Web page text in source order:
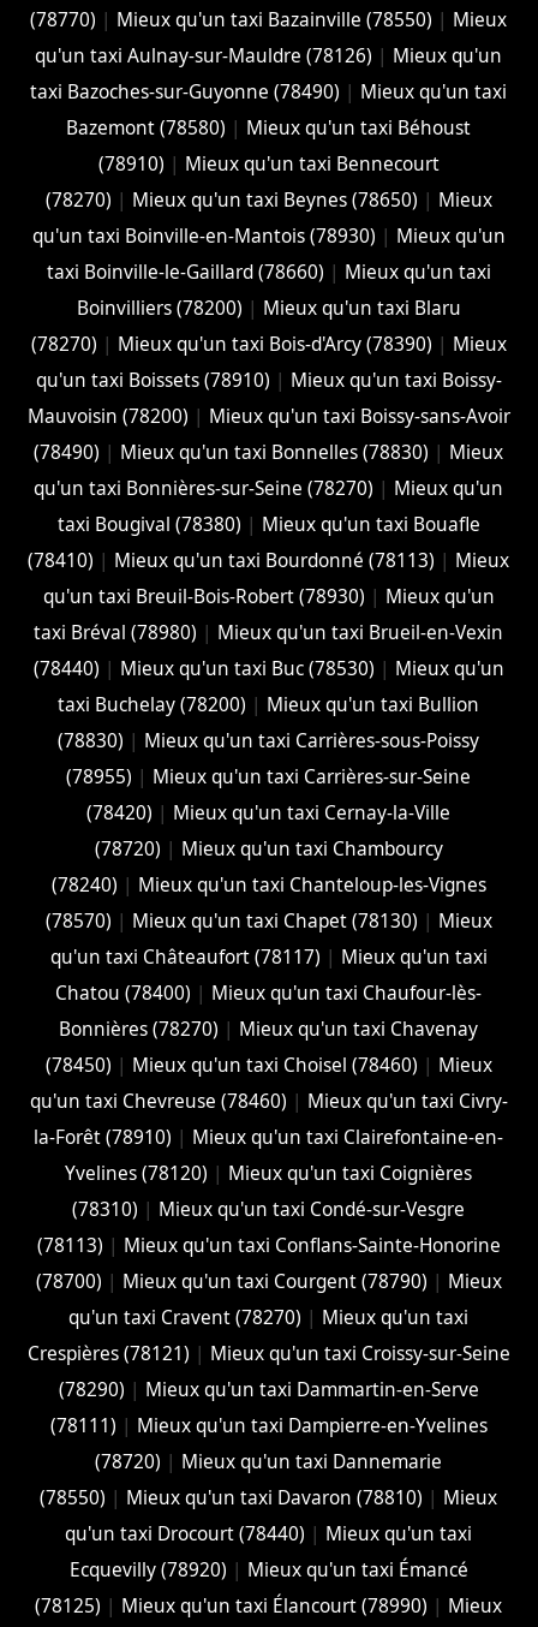
(78770) | Mieux qu'un taxi Bazainville (78550) | Mieux
qu'un taxi Aulnay-sur-Mauldre (78126) | Mieux qu'un
taxi Bazoches-sur-Guyonne (78490) | Mieux qu'un taxi
Bazemont (78580) | Mieux qu'un taxi Béhoust
(78910) | Mieux qu'un taxi Bennecourt
(78270) | Mieux qu'un taxi Beynes (78650) | Mieux
qu'un taxi Boinville-en-Mantois (78930) | Mieux qu'un
taxi Boinville-le-Gaillard (78660) | Mieux qu'un taxi
Boinvilliers (78200) | Mieux qu'un taxi Blaru
(78270) | Mieux qu'un taxi Bois-d'Arcy (78390) | Mieux
qu'un taxi Boissets (78910) | Mieux qu'un taxi Boissy-
Mauvoisin (78200) | Mieux qu'un taxi Boissy-sans-Avoir
(78490) | Mieux qu'un taxi Bonnelles (78830) | Mieux
qu'un taxi Bonnières-sur-Seine (78270) | Mieux qu'un
taxi Bougival (78380) | Mieux qu'un taxi Bouafle
(78410) | Mieux qu'un taxi Bourdonné (78113) | Mieux
qu'un taxi Breuil-Bois-Robert (78930) | Mieux qu'un
taxi Bréval (78980) | Mieux qu'un taxi Brueil-en-Vexin
(78440) | Mieux qu'un taxi Buc (78530) | Mieux qu'un
taxi Buchelay (78200) | Mieux qu'un taxi Bullion
(78830) | Mieux qu'un taxi Carrières-sous-Poissy
(78955) | Mieux qu'un taxi Carrières-sur-Seine
(78420) | Mieux qu'un taxi Cernay-la-Ville
(78720) | Mieux qu'un taxi Chambourcy
(78240) | Mieux qu'un taxi Chanteloup-les-Vignes
(78570) | Mieux qu'un taxi Chapet (78130) | Mieux
qu'un taxi Châteaufort (78117) | Mieux qu'un taxi
Chatou (78400) | Mieux qu'un taxi Chaufour-lès-
Bonnières (78270) | Mieux qu'un taxi Chavenay
(78450) | Mieux qu'un taxi Choisel (78460) | Mieux
qu'un taxi Chevreuse (78460) | Mieux qu'un taxi Civry-
la-Forêt (78910) | Mieux qu'un taxi Clairefontaine-en-
Yvelines (78120) | Mieux qu'un taxi Coignières
(78310) | Mieux qu'un taxi Condé-sur-Vesgre
(78113) | Mieux qu'un taxi Conflans-Sainte-Honorine
(78700) | Mieux qu'un taxi Courgent (78790) | Mieux
qu'un taxi Cravent (78270) | Mieux qu'un taxi
Crespières (78121) | Mieux qu'un taxi Croissy-sur-Seine
(78290) | Mieux qu'un taxi Dammartin-en-Serve
(78111) | Mieux qu'un taxi Dampierre-en-Yvelines
(78720) | Mieux qu'un taxi Dannemarie
(78550) | Mieux qu'un taxi Davaron (78810) | Mieux
qu'un taxi Drocourt (78440) | Mieux qu'un taxi
Ecquevilly (78920) | Mieux qu'un taxi Émancé
(78125) | Mieux qu'un taxi Élancourt (78990) | Mieux